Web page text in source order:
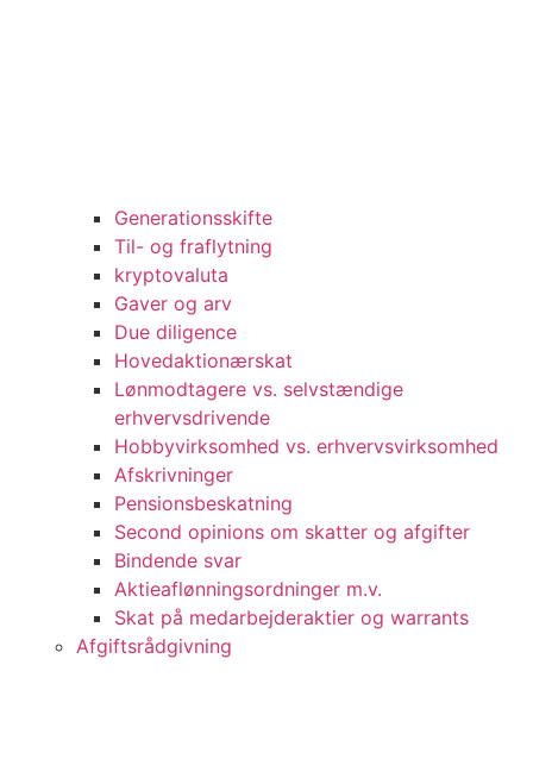
Generationsskifte
Til- og fraflytning
kryptovaluta
Gaver og arv
Due diligence
Hovedaktionærskat
Lønmodtagere vs. selvstændige
erhvervsdrivende
Hobbyvirksomhed vs. erhvervsvirksomhed
Afskrivninger
Pensionsbeskatning
Second opinions om skatter og afgifter
Bindende svar
Aktieaflønningsordninger m.v.
Skat på medarbejderaktier og warrants
Afgiftsrådgivning